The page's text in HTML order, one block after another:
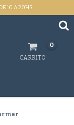
10 A 20HS
CARRITO
0